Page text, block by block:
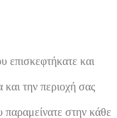
επισκεφτήκατε και
την περιοχή σας
στην κάθε